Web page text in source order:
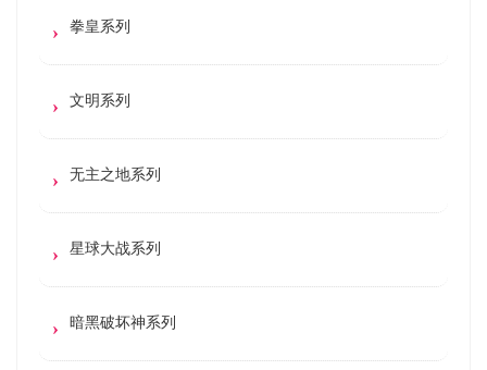
拳皇系列
文明系列
无主之地系列
星球大战系列
暗黑破坏神系列